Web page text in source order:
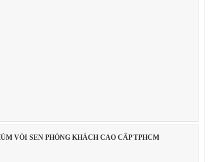
VÒI SEN PHÒNG KHÁCH CAO CẤP TPHCM